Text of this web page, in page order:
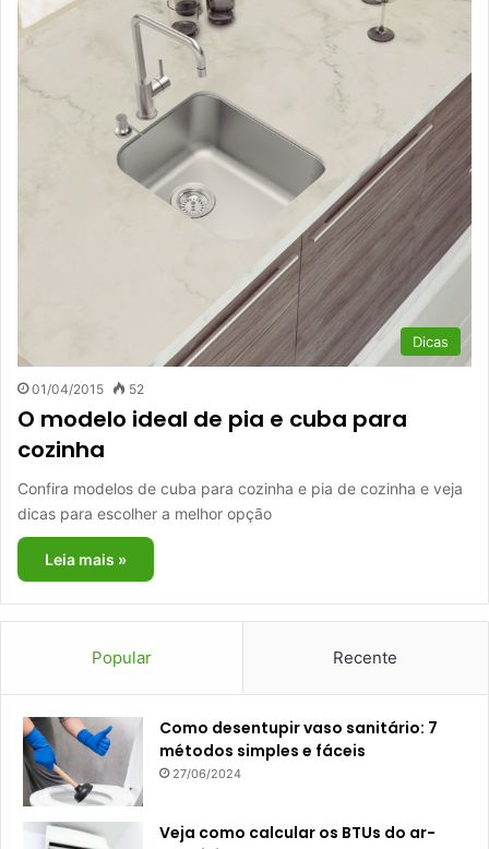
Dicas
01/04/2015 52
O modelo ideal de pia e cuba para
cozinha
Confira modelos de cuba para cozinha e pia de cozinha e veja
dicas para escolher a melhor opção
Leia mais »
Popular Recente
Como desentupir vaso sanitário: 7
métodos simples e fáceis
27/06/2024
Veja como calcular os BTUs do ar-